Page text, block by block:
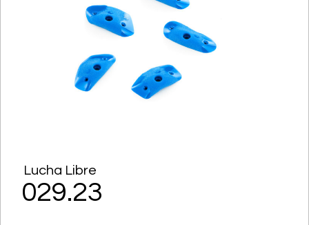
Lucha Libre
029.23